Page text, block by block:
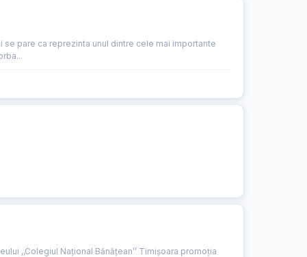
pare ca reprezinta unul dintre cele mai importante
,,Colegiul Național Bănățean’’ Timișoara promoția